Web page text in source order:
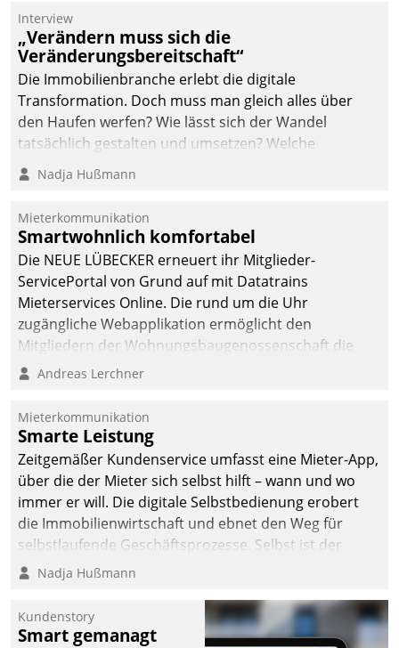
Die monatlichen
Mitteilungen zum
Heizungs- und
Wasserverbrauch gehen
automatisiert, vollständig
und auf Wunsch über
mehrere zuvor
Kommunikationswege bei
Interview
„Verändern muss sich die
Veränderungsbereitschaft“
Die Immobilienbranche erlebt die digitale
Transformation. Doch muss man gleich alles über
den Haufen werfen? Wie lässt sich der Wandel
tatsächlich gestalten und umsetzen? Welche
Argumente zählen wirklich?
Nadja Hußmann
Mieterkommunikation
Smartwohnlich komfortabel
Die NEUE LÜBECKER erneuert ihr Mitglieder-
ServicePortal von Grund auf mit Datatrains
Mieterservices Online. Die rund um die Uhr
zugängliche Webapplikation ermöglicht den
Mitgliedern der Wohnungs­bau­genossenschaft die
Kontaktaufnahme per Smartphone, Tablet oder PC.
Andreas Lerchner
Mieterkommunikation
Smarte Leistung
Zeitgemäßer Kundenservice umfasst eine Mieter-App,
über die der Mieter sich selbst hilft – wann und wo
immer er will. Die digitale Selbstbedienung erobert
die Immobilienwirtschaft und ebnet den Weg für
selbstlaufende Geschäftsprozesse. Selbst ist der
Kunde und smart der Serviceanbieter.
Nadja Hußmann
Kundenstory
Smart gemanagt